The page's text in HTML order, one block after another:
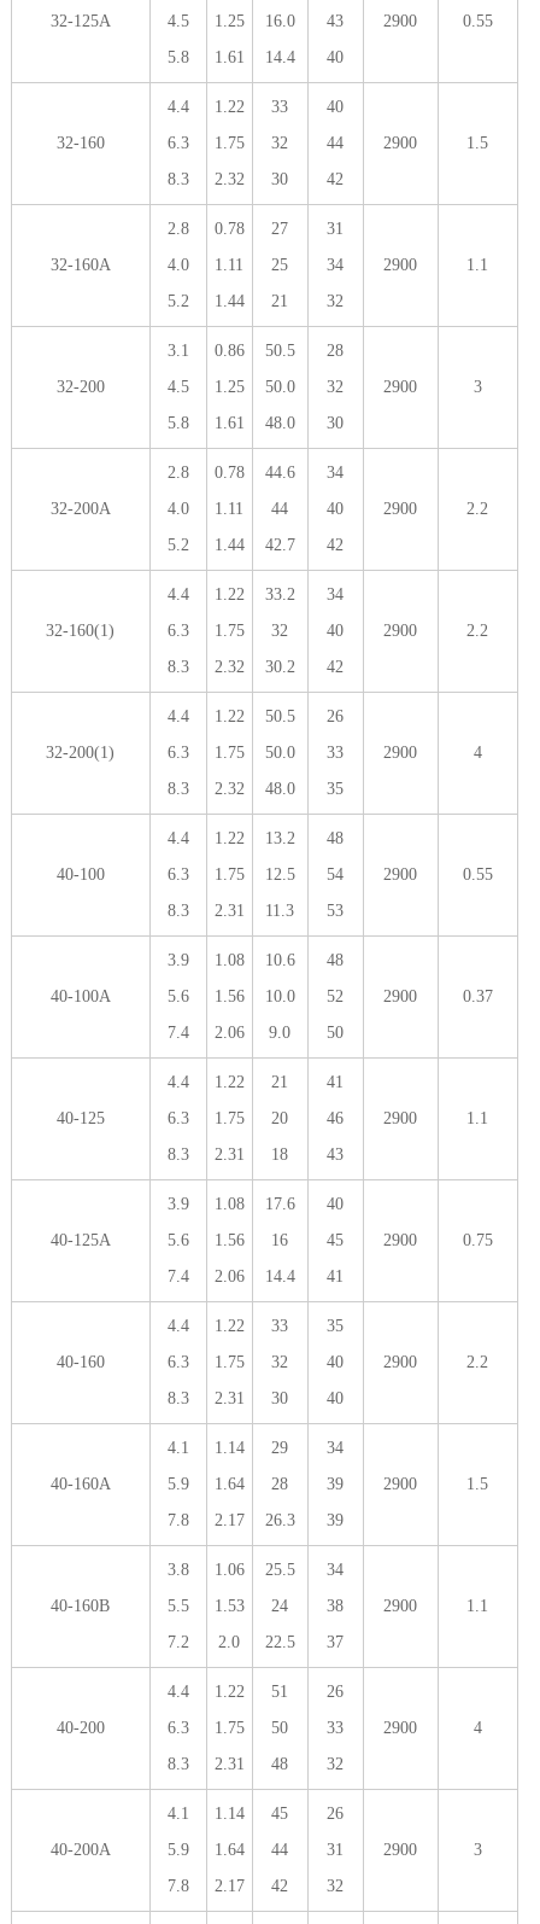
32-125A
4.5
5.8
1.25
1.61
16.0
14.4
43
40
2900 0.55
32-160
4.4
6.3
8.3
1.22
1.75
2.32
33
32
30
40
44
42
2900 1.5
32-160A
2.8
4.0
5.2
0.78
1.11
1.44
27
25
21
31
34
32
2900 1.1
32-200
3.1
4.5
5.8
0.86
1.25
1.61
50.5
50.0
48.0
28
32
30
2900 3
32-200A
2.8
4.0
5.2
0.78
1.11
1.44
44.6
44
42.7
34
40
42
2900 2.2
32-160(1)
4.4
6.3
8.3
1.22
1.75
2.32
33.2
32
30.2
34
40
42
2900 2.2
32-200(1)
4.4
6.3
8.3
1.22
1.75
2.32
50.5
50.0
48.0
26
33
35
2900 4
40-100
4.4
6.3
8.3
1.22
1.75
2.31
13.2
12.5
11.3
48
54
53
2900 0.55
40-100A
3.9
5.6
7.4
1.08
1.56
2.06
10.6
10.0
9.0
48
52
50
2900 0.37
40-125
4.4
6.3
8.3
1.22
1.75
2.31
21
20
18
41
46
43
2900 1.1
40-125A
3.9
5.6
7.4
1.08
1.56
2.06
17.6
16
14.4
40
45
41
2900 0.75
40-160
4.4
6.3
8.3
1.22
1.75
2.31
33
32
30
35
40
40
2900 2.2
40-160A
4.1
5.9
7.8
1.14
1.64
2.17
29
28
26.3
34
39
39
2900 1.5
40-160B
3.8
5.5
7.2
1.06
1.53
2.0
25.5
24
22.5
34
38
37
2900 1.1
40-200
4.4
6.3
8.3
1.22
1.75
2.31
51
50
48
26
33
32
2900 4
40-200A
4.1
5.9
7.8
1.14
1.64
2.17
45
44
42
26
31
32
2900 3